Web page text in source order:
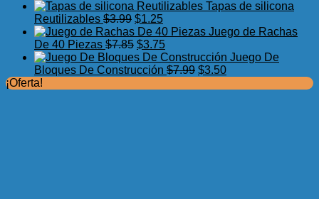
era:
$9.75.
es:
$5.99.
precio
original
era:
$9.89.
precio
es:
Tapas de silicona
Reutilizables $3.99 El
precio
original
era:
$3.99.
$1.25El
precio
actual
es:
$1.25.
Juego de Rachas
De 40 Piezas $7.85 El
precio
original
$3.75El
precio
actual
Juego De
Bloques De Construcción $7.99 El
$3.50El
¡Oferta!